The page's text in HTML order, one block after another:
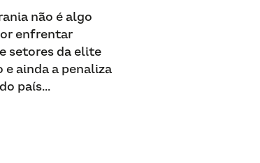
não é algo
enfrentar
setores da elite
ainda a penaliza
país...